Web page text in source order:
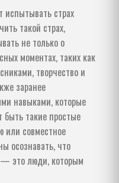
испытывать страх
такой страх,
не только о
моментах, таких как
творчество и
заранее
навыками, которые
быть такие простые
или совместное
осознавать, что
это люди, которым